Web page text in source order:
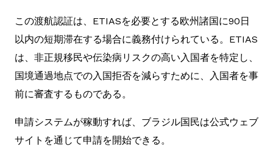
この渡航認証は、ETIASを必要とする欧州諸国に90日
以内の短期滞在する場合に義務付けられている。ETIAS
は、非正規移民や伝染病リスクの高い入国者を特定し、
国境通過地点での入国拒否を減らすために、入国者を事
前に審査するものである。
申請システムが稼動すれば、ブラジル国民は公式ウェブ
サイトを通じて申請を開始できる。